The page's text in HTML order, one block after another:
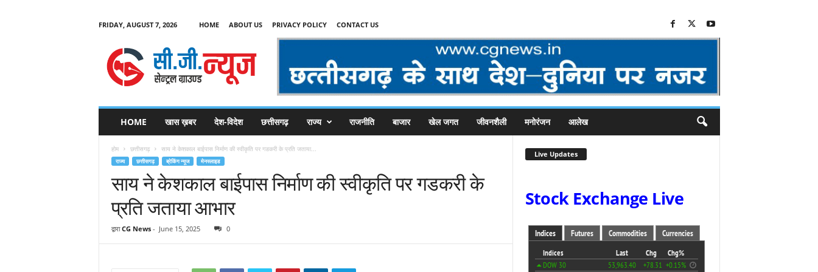
FRIDAY, AUGUST 7, 2026 HOME ABOUT US PRIVACY POLICY CONTACT US
C
HOME खास ख़बर देश-विदेश छत्तीसगढ़ राज्य राजनीति बाजार खेल जगत जीवनशैली मनोरंजन आलेख
होम छत्तीसगढ़ साय ने केशकाल बाईपास निर्माण की स्वीकृति पर गडकरी के प्रति जताया...
राज्य छत्तीसगढ़ ब्रेकिंग न्यूज मेनस्लाइड
साय ने केशकाल बाईपास निर्माण की स्वीकृति पर गडकरी के
प्रति जताया आभार
द्वारा CG News- June 15, 2025 0
Live Updates
Stock Exchange Live